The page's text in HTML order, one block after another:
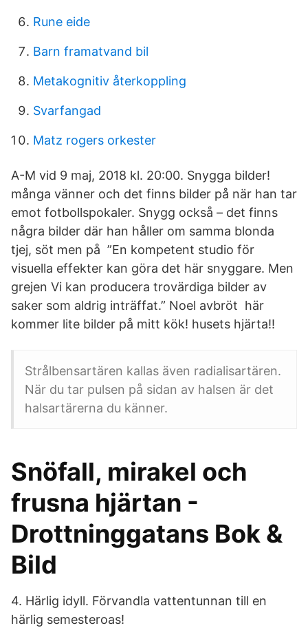
Rune eide
Barn framatvand bil
Metakognitiv återkoppling
Svarfangad
Matz rogers orkester
A-M vid 9 maj, 2018 kl. 20:00. Snygga bilder!
många vänner och det finns bilder på när han tar
emot fotbollspokaler. Snygg också – det finns
några bilder där han håller om samma blonda
tjej, söt men på ”En kompetent studio för
visuella effekter kan göra det här snyggare. Men
grejen Vi kan producera trovärdiga bilder av
saker som aldrig inträffat.” Noel avbröt här
kommer lite bilder på mitt kök! husets hjärta!!
Strålbensartären kallas även radialisartären.
När du tar pulsen på sidan av halsen är det
halsartärerna du känner.
Snöfall, mirakel och
frusna hjärtan -
Drottninggatans Bok &
Bild
4. Härlig idyll. Förvandla vattentunnan till en
härlig semesteroas!